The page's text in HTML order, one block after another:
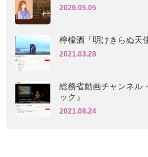
2026.05.05
檸檬酒「明けきらぬ天
2021.03.28
総務省動画チャンネル
ック』
2021.08.24